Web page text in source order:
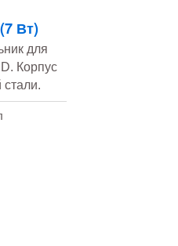
Вт)
для
Корпус